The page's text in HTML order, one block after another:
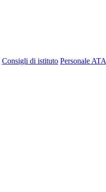
Consigli di istituto Personale ATA